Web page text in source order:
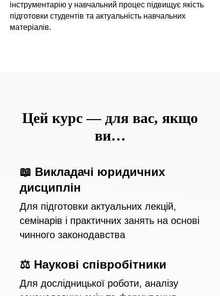
інструментарію у навчальний процес підвищує якість
підготовки студентів та актуальність навчальних
матеріалів.
Цей курс — для вас, якщо
ви…
📖 Викладачі юридичних
дисциплін
Для підготовки актуальних лекцій,
семінарів і практичних занять на основі
чинного законодавства
⚖️ Наукові співробітники
Для дослідницької роботи, аналізу